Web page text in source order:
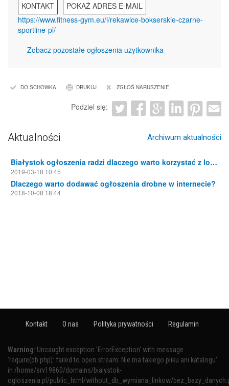
KONTAKT
POKAŻ ADRES E-MAIL
https://www.fitness-gym.eu/l/rekawice-bokserskie-czarne-
sportline-pl/
Zobacz pozostałe ogłoszenia użytkownika
DO SCHOWKA DRUKUJ ZGŁOŚ NARUSZENIE
Podziel się:
Aktualności Archiwum aktualności
Białystok ogłoszenia radzi dlaczego warto korzystać z lokalnych portali ogłoszeniowych
2019-03-18 10:45
Dlaczego warto dodawać ogłoszenia drobne w internecie?
2018-10-08 18:44
Kontakt O nas Polityka prywatności Regulamin
Warning: Uncaught exception 'ErrorException' with message
'require(db.php): failed to open stream: Nie ma takiego pliku ani katalogu'
in /home/srv19860/domains/bialystok-
ogloszenia.pl/public_html/without_db_wymiana_linkow/